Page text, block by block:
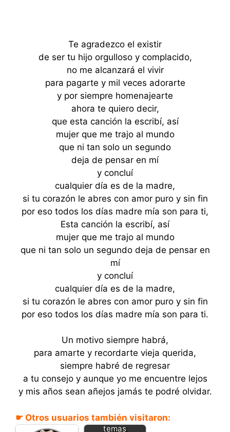
Te agradezco el existir
de ser tu hijo orgulloso y complacido,
no me alcanzará el vivir
para pagarte y mil veces adorarte
y por siempre homenajearte
ahora te quiero decir,
que esta canción la escribí, así
mujer que me trajo al mundo
que ni tan solo un segundo
deja de pensar en mí
y concluí
cualquier día es de la madre,
si tu corazón le abres con amor puro y sin fin
por eso todos los días madre mía son para ti,
Esta canción la escribí, así
mujer que me trajo al mundo
que ni tan solo un segundo deja de pensar en
mí
y concluí
cualquier día es de la madre,
si tu corazón le abres con amor puro y sin fin
por eso todos los días madre mía son para ti.
Un motivo siempre habrá,
para amarte y recordarte vieja querida,
siempre habré de regresar
a tu consejo y aunque yo me encuentre lejos
y mis años sean añejos jamás te podré olvidar.
☛ Otros usuarios también visitaron:
Descarga los
temas